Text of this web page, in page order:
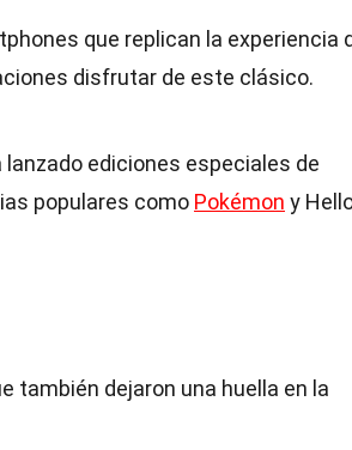
que replican la experiencia
disfrutar de este clásico.
lanzado ediciones especiales de
populares como Pokémon y
también dejaron una huella en la